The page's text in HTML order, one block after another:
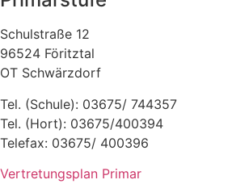
Schulstraße 12
96524 Föritztal
OT Schwärzdorf
Tel. (Schule): 03675/ 744357
Tel. (Hort): 03675/400394
Telefax: 03675/ 400396
Vertretungsplan Primar